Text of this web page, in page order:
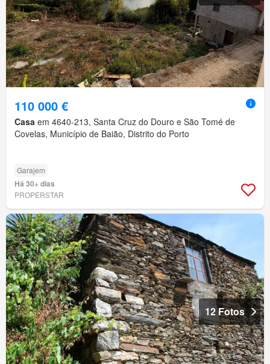
110 000 €
Casa em 4640-213, Santa Cruz do Douro e São Tomé de
Covelas, Município de Baião, Distrito do Porto
Garajem
Há 30+ dias
PROPERSTAR
12 Fotos